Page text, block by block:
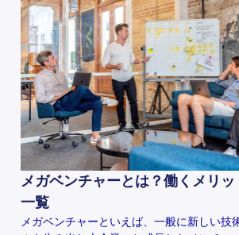
メガベンチャーとは？働くメリ
一覧
メガベンチャーといえば、一般に新しい技